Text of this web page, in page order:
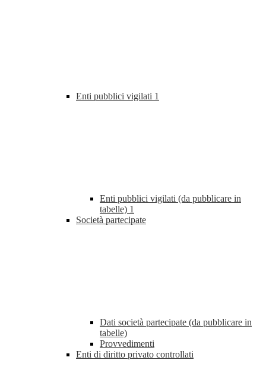
Enti pubblici vigilati 1
Enti pubblici vigilati (da pubblicare in
tabelle) 1
Società partecipate
Dati società partecipate (da pubblicare in
tabelle)
Provvedimenti
Enti di diritto privato controllati